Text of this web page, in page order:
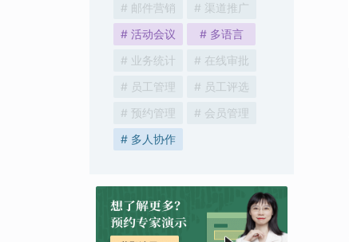
# 邮件营销
# 渠道推广
# 活动会议
# 多语言
# 业务统计
# 在线审批
# 员工管理
# 员工评选
# 预约管理
# 会员管理
# 多人协作